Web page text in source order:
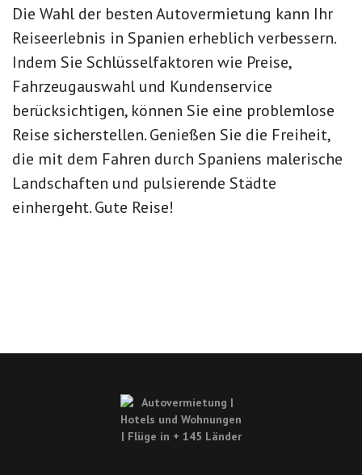
Die Wahl der besten Autovermietung kann Ihr
Reiseerlebnis in Spanien erheblich verbessern.
Indem Sie Schlüsselfaktoren wie Preise,
Fahrzeugauswahl und Kundenservice
berücksichtigen, können Sie eine problemlose
Reise sicherstellen. Genießen Sie die Freiheit,
die mit dem Fahren durch Spaniens malerische
Landschaften und pulsierende Städte
einhergeht. Gute Reise!